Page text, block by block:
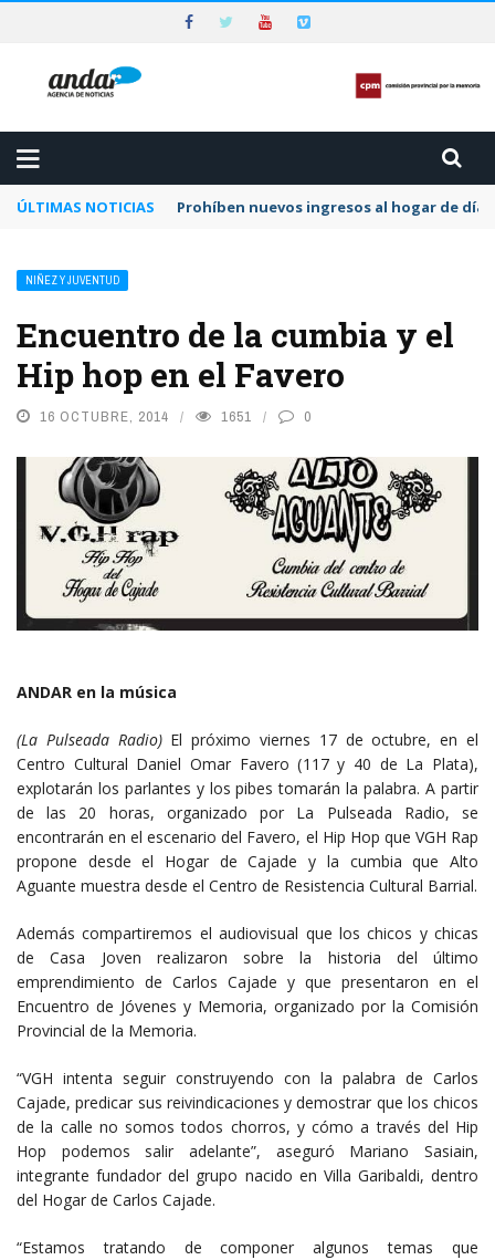
ÚLTIMAS NOTICIAS Prohíben nuevos ingresos al hogar de día
NIÑEZ Y JUVENTUD
Encuentro de la cumbia y el
Hip hop en el Favero
16 OCTUBRE, 2014 1651 0
ANDAR en la música
(La Pulseada Radio)El próximo viernes 17 de octubre, en el
Centro Cultural Daniel Omar Favero (117 y 40 de La Plata),
explotarán los parlantes y los pibes tomarán la palabra. A partir
de las 20 horas, organizado por La Pulseada Radio, se
encontrarán en el escenario del Favero, el Hip Hop que VGH Rap
propone desde el Hogar de Cajade y la cumbia que Alto
Aguante muestra desde el Centro de Resistencia Cultural Barrial.
Además compartiremos el audiovisual que los chicos y chicas
de Casa Joven realizaron sobre la historia del último
emprendimiento de Carlos Cajade y que presentaron en el
Encuentro de Jóvenes y Memoria, organizado por la Comisión
Provincial de la Memoria.
“VGH intenta seguir construyendo con la palabra de Carlos
Cajade, predicar sus reivindicaciones y demostrar que los chicos
de la calle no somos todos chorros, y cómo a través del Hip
Hop podemos salir adelante”, aseguró Mariano Sasiain,
integrante fundador del grupo nacido en Villa Garibaldi, dentro
del Hogar de Carlos Cajade.
“Estamos tratando de componer algunos temas que